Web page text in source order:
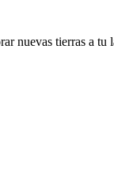
nuevas tierras a